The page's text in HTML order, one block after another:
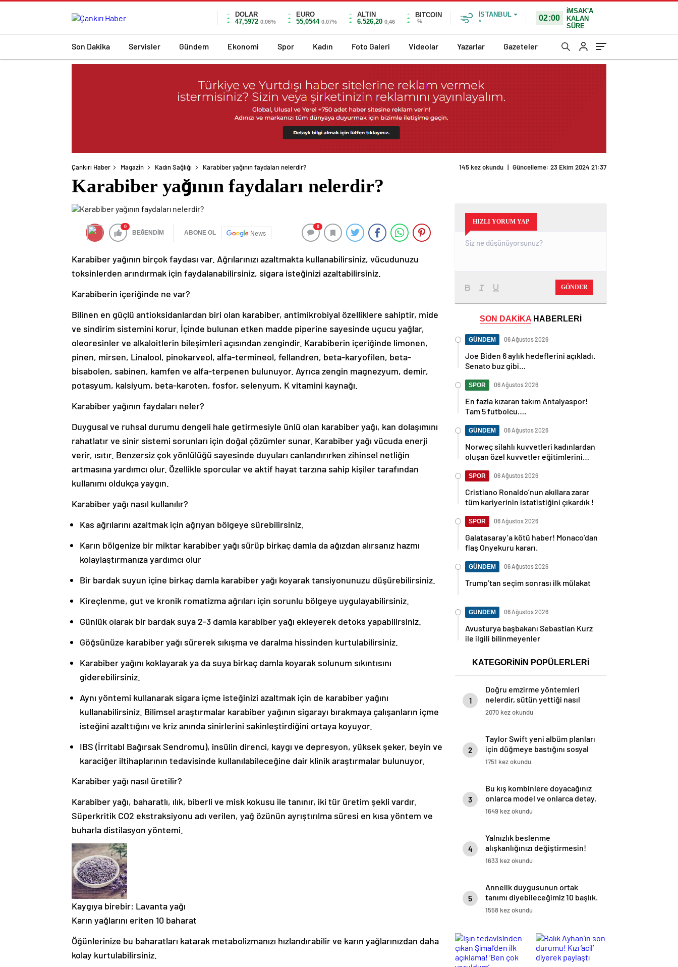
DOLAR
47,5972 0.06%
EURO
55,0544 0.07%
ALTIN
6.526,20 0,46
BITCOIN
%
İSTANBUL
°
02:00
İMSAK'A
KALAN
SÜRE
Son Dakika Servisler Gündem Ekonomi Spor Kadın Foto Galeri Videolar Yazarlar Gazeteler
Çankırı Haber Magazin Kadın Sağlığı Karabiber yağının faydaları nelerdir? 145 kez okundu | Güncelleme: 23 Ekim 2024 21:37
Karabiber yağının faydaları nelerdir?
0
BEĞENDİM ABONE OL News
0
Karabiber yağının birçok faydası var. Ağrılarınızı azaltmakta kullanabilirsiniz, vücudunuzu
toksinlerden arındırmak için faydalanabilirsiniz, sigara isteğinizi azaltabilirsiniz.
Karabiberin içeriğinde ne var?
Bilinen en güçlü antioksidanlardan biri olan karabiber, antimikrobiyal özelliklere sahiptir, mide
ve sindirim sistemini korur. İçinde bulunan etken madde piperine sayesinde uçucu yağlar,
oleoresinler ve alkaloitlerin bileşimleri açısından zengindir. Karabiberin içeriğinde limonen,
pinen, mirsen, Linalool, pinokarveol, alfa-termineol, fellandren, beta-karyofilen, beta-
bisabolen, sabinen, kamfen ve alfa-terpenen bulunuyor. Ayrıca zengin magnezyum, demir,
potasyum, kalsiyum, beta-karoten, fosfor, selenyum, K vitamini kaynağı.
Karabiber yağının faydaları neler?
Duygusal ve ruhsal durumu dengeli hale getirmesiyle ünlü olan karabiber yağı, kan dolaşımını
rahatlatır ve sinir sistemi sorunları için doğal çözümler sunar. Karabiber yağı vücuda enerji
verir, ısıtır. Benzersiz çok yönlülüğü sayesinde duyuları canlandırırken zihinsel netliğin
artmasına yardımcı olur. Özellikle sporcular ve aktif hayat tarzına sahip kişiler tarafından
kullanımı oldukça yaygın.
Karabiber yağı nasıl kullanılır?
Kas ağrılarını azaltmak için ağrıyan bölgeye sürebilirsiniz.
Karın bölgenize bir miktar karabiber yağı sürüp birkaç damla da ağızdan alırsanız hazmı
kolaylaştırmanıza yardımcı olur
Bir bardak suyun içine birkaç damla karabiber yağı koyarak tansiyonunuzu düşürebilirsiniz.
Kireçlenme, gut ve kronik romatizma ağrıları için sorunlu bölgeye uygulayabilirsiniz.
Günlük olarak bir bardak suya 2-3 damla karabiber yağı ekleyerek detoks yapabilirsiniz.
Göğsünüze karabiber yağı sürerek sıkışma ve daralma hissinden kurtulabilirsiniz.
Karabiber yağını koklayarak ya da suya birkaç damla koyarak solunum sıkıntısını
giderebilirsiniz.
Aynı yöntemi kullanarak sigara içme isteğinizi azaltmak için de karabiber yağını
kullanabilirsiniz. Bilimsel araştırmalar karabiber yağının sigarayı bırakmaya çalışanların içme
isteğini azalttığını ve kriz anında sinirlerini sakinleştirdiğini ortaya koyuyor.
IBS (İrritabl Bağırsak Sendromu), insülin direnci, kaygı ve depresyon, yüksek şeker, beyin ve
karaciğer iltihaplarının tedavisinde kullanılabileceğine dair klinik araştırmalar bulunuyor.
Karabiber yağı nasıl üretilir?
Karabiber yağı, baharatlı, ılık, biberli ve misk kokusu ile tanınır, iki tür üretim şekli vardır.
Süperkritik CO2 ekstraksiyonu adı verilen, yağ özünün ayrıştırılma süresi en kısa yöntem ve
buharla distilasyon yöntemi.
Kaygıya birebir: Lavanta yağı
Karın yağlarını eriten 10 baharat
Öğünlerinize bu baharatları katarak metabolizmanızı hızlandırabilir ve karın yağlarınızdan daha
kolay kurtulabilirsiniz.
HIZLI YORUM YAP
GÖNDER
SON DAKİKA HABERLERİ
GÜNDEM 06 Ağustos 2026
Joe Biden 6 aylık hedeflerini açıkladı.
Senato buz gibi…
SPOR 06 Ağustos 2026
En fazla kızaran takım Antalyaspor!
Tam 5 futbolcu….
GÜNDEM 06 Ağustos 2026
Norweç silahlı kuvvetleri kadınlardan
oluşan özel kuvvetler eğitimlerini
SPOR 06 Ağustos 2026
Cristiano Ronaldo’nun akıllara zarar
tüm kariyerinin istatistiğini çıkardık !
SPOR 06 Ağustos 2026
Galatasaray’a kötü haber! Monaco’dan
flaş Onyekuru kararı.
GÜNDEM 06 Ağustos 2026
Trump’tan seçim sonrası ilk mülakat
GÜNDEM 06 Ağustos 2026
Avusturya başbakanı Sebastian Kurz
ile ilgili bilinmeyenler
KATEGORİNİN POPÜLERLERİ
1
Doğru emzirme yöntemleri
nelerdir, sütün yettiği nasıl
anlaşılır?
2070 kez okundu
2
Taylor Swift yeni albüm planları
için düğmeye bastığını sosyal
medyadan duyurdu!
1751 kez okundu
3
Bu kış kombinlere doyacağınız
onlarca model ve onlarca detay.
1649 kez okundu
4
Yalnızlık beslenme
alışkanlığınızı değiştirmesin!
Duygusal yeme ile başa çıkılmalı
1633 kez okundu
5
Annelik duygusunun ortak
tanımı diyebileceğimiz 10 başlık.
1558 kez okundu